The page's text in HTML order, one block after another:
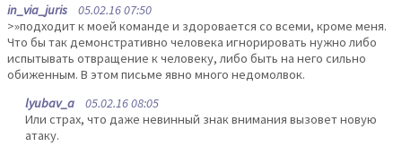
in_via_juris 05.02.16 07:50
>»подходит к моей команде и здоровается со всеми, кроме меня.
Что бы так демонстративно человека игнорировать нужно либо
испытывать отвращение к человеку, либо быть на него сильно
обиженным. В этом письме явно много недомолвок.
lyubav_a 05.02.16 08:05
Или страх, что даже невинный знак внимания вызовет новую
атаку.